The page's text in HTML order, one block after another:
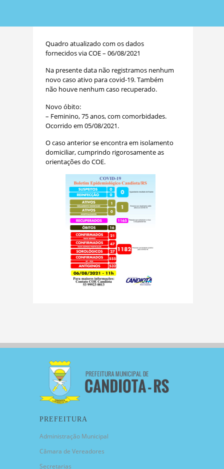
Quadro atualizado com os dados
fornecidos via COE – 06/08/2021
Na presente data não registramos nenhum
novo caso ativo para covid-19. Também
não houve nenhum caso recuperado.
Novo óbito:
– Feminino, 75 anos, com comorbidades.
Ocorrido em 05/08/2021.
O caso anterior se encontra em isolamento
domiciliar, cumprindo rigorosamente as
orientações do COE.
PREFEITURA
Administração Municipal
Câmara de Vereadores
Secretarias